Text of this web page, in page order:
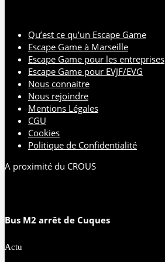
Qu’est ce qu’un Escape Game
Escape Game à Marseille
Escape Game pour les entreprises
Escape Game pour EVJF/EVG
Nous connaitre
Nous rejoindre
Mentions Légales
CGU
Cookies
Politique de Confidentialité
A proximité du CROUS
Bus M2 arrêt de Cuques
Actu